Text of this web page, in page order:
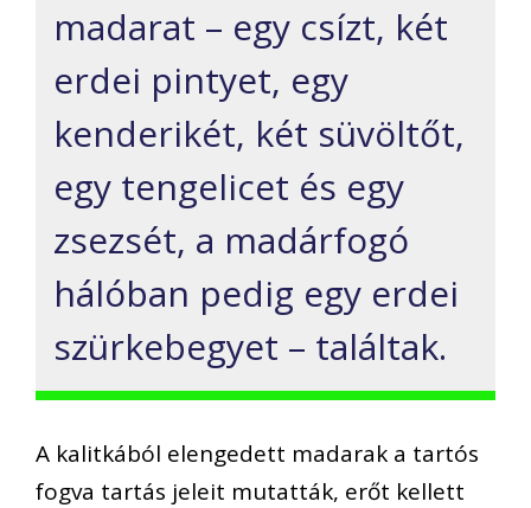
madarat – egy csízt, két
erdei pintyet, egy
kenderikét, két süvöltőt,
egy tengelicet és egy
zsezsét, a madárfogó
hálóban pedig egy erdei
szürkebegyet – találtak.
A kalitkából elengedett madarak a tartós
fogva tartás jeleit mutatták, erőt kellett